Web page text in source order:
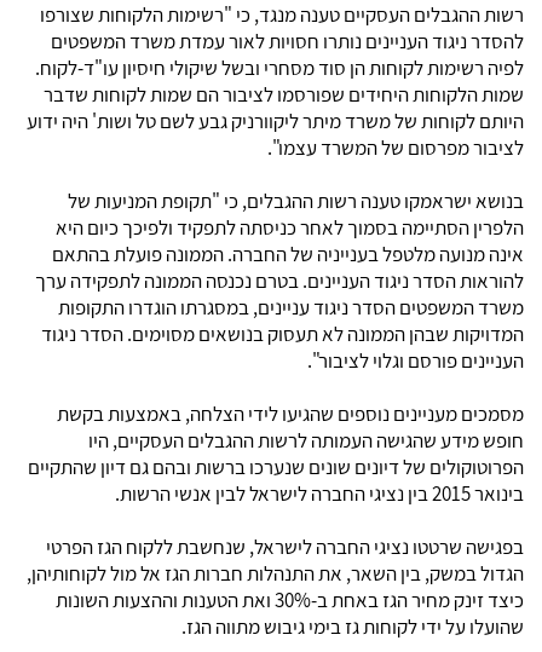
רשות ההגבלים העסקיים טענה מנגד, כי "רשימות הלקוחות שצורפו
להסדר ניגוד העניינים נותרו חסויות לאור עמדת משרד המשפטים
לפיה רשימות לקוחות הן סוד מסחרי ובשל שיקולי חיסיון עו"ד-לקוח.
שמות הלקוחות היחידים שפורסמו לציבור הם שמות לקוחות שדבר
היותם לקוחות של משרד מיתר ליקוורניק גבע לשם טל ושות' היה ידוע
לציבור מפרסום של המשרד עצמו".
בנושא ישראמקו טענה רשות ההגבלים, כי "תקופת המניעות של
הלפרין הסתיימה בסמוך לאחר כניסתה לתפקיד ולפיכך כיום היא
אינה מנועה מלטפל בענייניה של החברה. הממונה פועלת בהתאם
להוראות הסדר ניגוד העניינים. בטרם נכנסה הממונה לתפקידה ערך
משרד המשפטים הסדר ניגוד עניינים, במסגרתו הוגדרו התקופות
המדויקות שבהן הממונה לא תעסוק בנושאים מסוימים. הסדר ניגוד
העניינים פורסם וגלוי לציבור".
מסמכים מעניינים נוספים שהגיעו לידי הצלחה, באמצעות בקשת
חופש מידע שהגישה העמותה לרשות ההגבלים העסקיים, היו
הפרוטוקולים של דיונים שונים שנערכו ברשות ובהם גם דיון שהתקיים
בינואר 2015 בין נציגי החברה לישראל לבין אנשי הרשות.
בפגישה שרטטו נציגי החברה לישראל, שנחשבת ללקוח הגז הפרטי
הגדול במשק, בין השאר, את התנהלות חברות הגז אל מול לקוחותיהן,
כיצד זינק מחיר הגז באחת ב-30% ואת הטענות וההצעות השונות
שהועלו על ידי לקוחות גז בימי גיבוש מתווה הגז.